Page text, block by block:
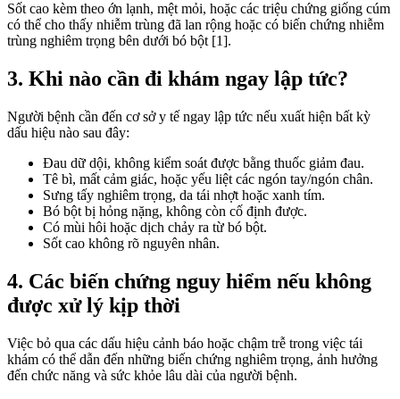
Sốt cao kèm theo ớn lạnh, mệt mỏi, hoặc các triệu chứng giống cúm
có thể cho thấy nhiễm trùng đã lan rộng hoặc có biến chứng nhiễm
trùng nghiêm trọng bên dưới bó bột [1].
3. Khi nào cần đi khám ngay lập tức?
Người bệnh cần đến cơ sở y tế ngay lập tức nếu xuất hiện bất kỳ
dấu hiệu nào sau đây:
Đau dữ dội, không kiểm soát được bằng thuốc giảm đau.
Tê bì, mất cảm giác, hoặc yếu liệt các ngón tay/ngón chân.
Sưng tấy nghiêm trọng, da tái nhợt hoặc xanh tím.
Bó bột bị hỏng nặng, không còn cố định được.
Có mùi hôi hoặc dịch chảy ra từ bó bột.
Sốt cao không rõ nguyên nhân.
4. Các biến chứng nguy hiểm nếu không
được xử lý kịp thời
Việc bỏ qua các dấu hiệu cảnh báo hoặc chậm trễ trong việc tái
khám có thể dẫn đến những biến chứng nghiêm trọng, ảnh hưởng
đến chức năng và sức khỏe lâu dài của người bệnh.